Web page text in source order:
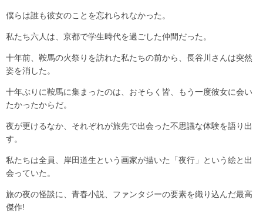
僕らは誰も彼女のことを忘れられなかった。
私たち六人は、京都で学生時代を過ごした仲間だった。
十年前、鞍馬の火祭りを訪れた私たちの前から、長谷川さんは突然
姿を消した。
十年ぶりに鞍馬に集まったのは、おそらく皆、もう一度彼女に会い
たかったからだ。
夜が更けるなか、それぞれが旅先で出会った不思議な体験を語り出
す。
私たちは全員、岸田道生という画家が描いた「夜行」という絵と出
会っていた。
旅の夜の怪談に、青春小説、ファンタジーの要素を織り込んだ最高
傑作!